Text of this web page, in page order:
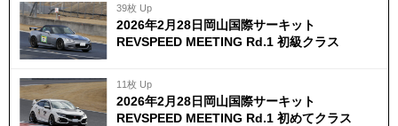
39枚 Up
2026年2月28日岡山国際サーキット
REVSPEED MEETING Rd.1 初級クラス
11枚 Up
2026年2月28日岡山国際サーキット
REVSPEED MEETING Rd.1 初めてクラス